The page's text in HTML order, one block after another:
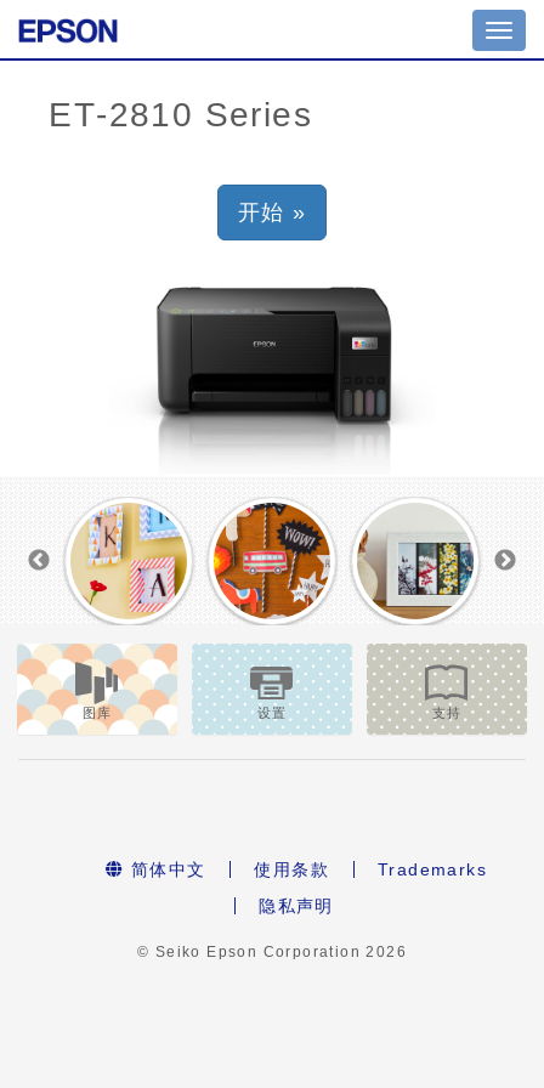
开始 »
图库 设置 支持
简体中文 使用条款
Trademarks
隐私声明
© Seiko Epson Corporation2026